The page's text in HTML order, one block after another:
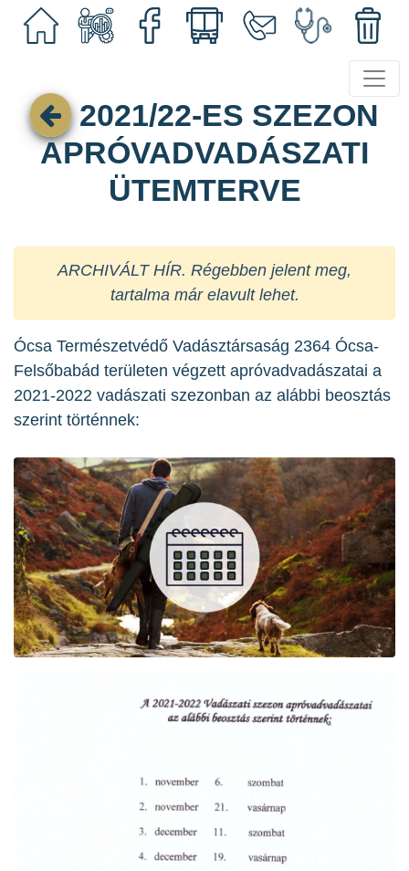
2021/22-ES SZEZON
APRÓVADVADÁSZATI
ÜTEMTERVE
ARCHIVÁLT HÍR. Régebben jelent meg,
tartalma már elavult lehet.
Ócsa Természetvédő Vadásztársaság 2364 Ócsa-
Felsőbabád területen végzett apróvadvadászatai a
2021-2022 vadászati szezonban az alábbi beosztás
szerint történnek: